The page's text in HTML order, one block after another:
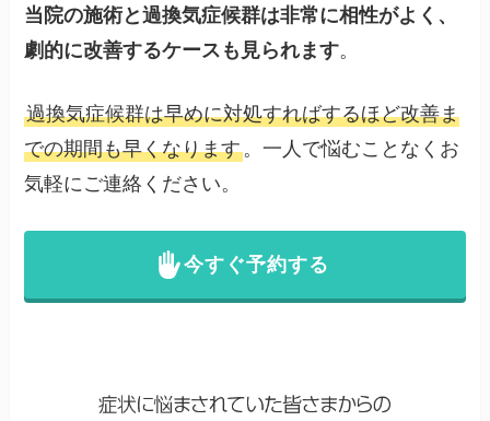
当院の施術と過換気症候群は非常に相性がよく、
劇的に改善するケースも見られます。
過換気症候群は早めに対処すればするほど改善ま
での期間も早くなります。一人で悩むことなくお
気軽にご連絡ください。
今すぐ予約する